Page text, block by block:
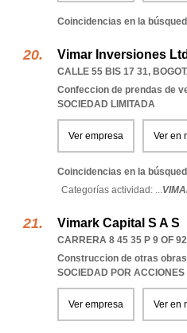
Coincidencias en la
Vimar Inversiones
CALLE 55 BIS 17 31,
Confeccion de prendas de
SOCIEDAD LIMITADA
Ver empresa Ver en
Coincidencias en la
Categorías actividad: ...
Vimark Capital S A S
CARRERA 8 45 35 P 9 OF
Construccion de otras
SOCIEDAD POR
Ver empresa Ver en